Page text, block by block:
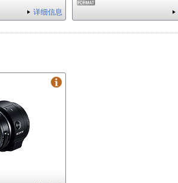
详细信息